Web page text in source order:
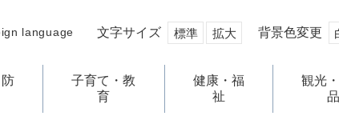
language 文字サイズ 標準 拡大 背景色変更
防
子育て・教
育
健康・福
祉
観光
品